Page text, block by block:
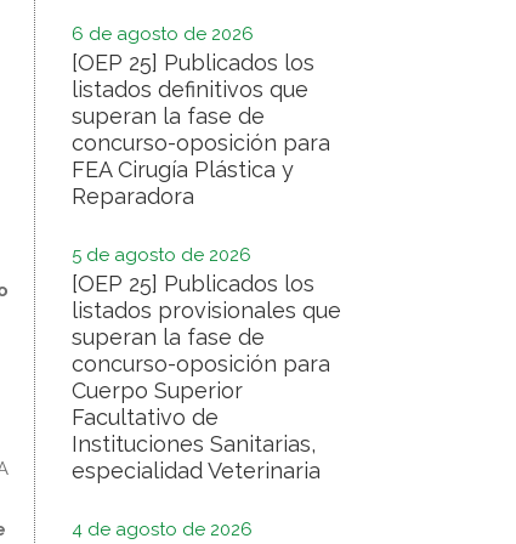
6 de agosto de 2026
[OEP 25] Publicados los
listados definitivos que
superan la fase de
concurso-oposición para
FEA Cirugía Plástica y
Reparadora
5 de agosto de 2026
[OEP 25] Publicados los
listados provisionales que
superan la fase de
concurso-oposición para
Cuerpo Superior
Facultativo de
Instituciones Sanitarias,
especialidad Veterinaria
4 de agosto de 2026